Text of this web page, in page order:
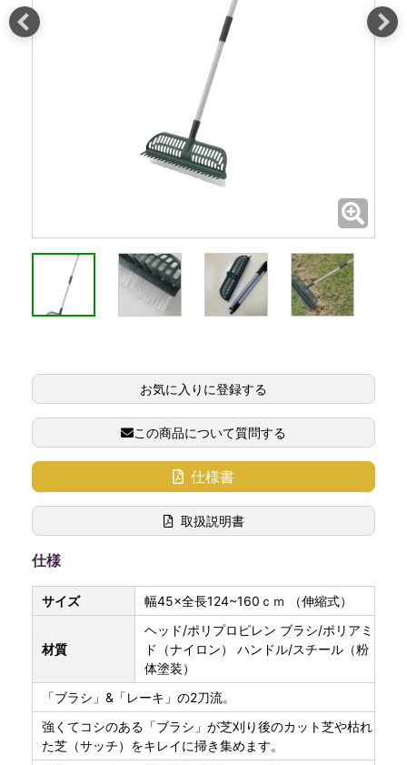
お気に入りに登録する
この商品について質問する
仕様書
取扱説明書
仕様
サイズ 幅45×全長124~160ｃｍ （伸縮式）
材質
ヘッド/ポリプロピレン ブラシ/ポリアミ
ド（ナイロン） ハンドル/スチール（粉
体塗装）
「ブラシ」&「レーキ」の2刀流。
強くてコシのある「ブラシ」が芝刈り後のカット芝や枯れ
た芝（サッチ）をキレイに掃き集めます。